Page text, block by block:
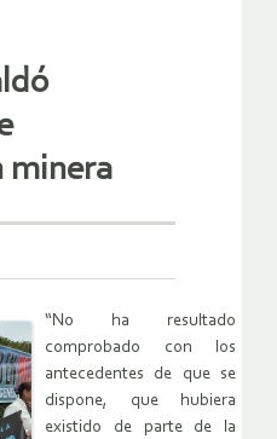
minera
“No ha resultado
comprobado con los
antecedentes de que se
dispone, que hubiera
existido de parte de la